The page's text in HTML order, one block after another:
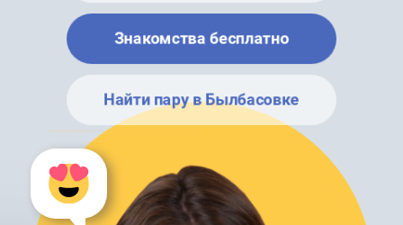
Знакомства бесплатно
Найти пару в Былбасовке